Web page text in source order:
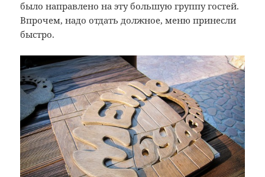
было направлено на эту большую группу гостей.
Впрочем, надо отдать должное, меню принесли
быстро.